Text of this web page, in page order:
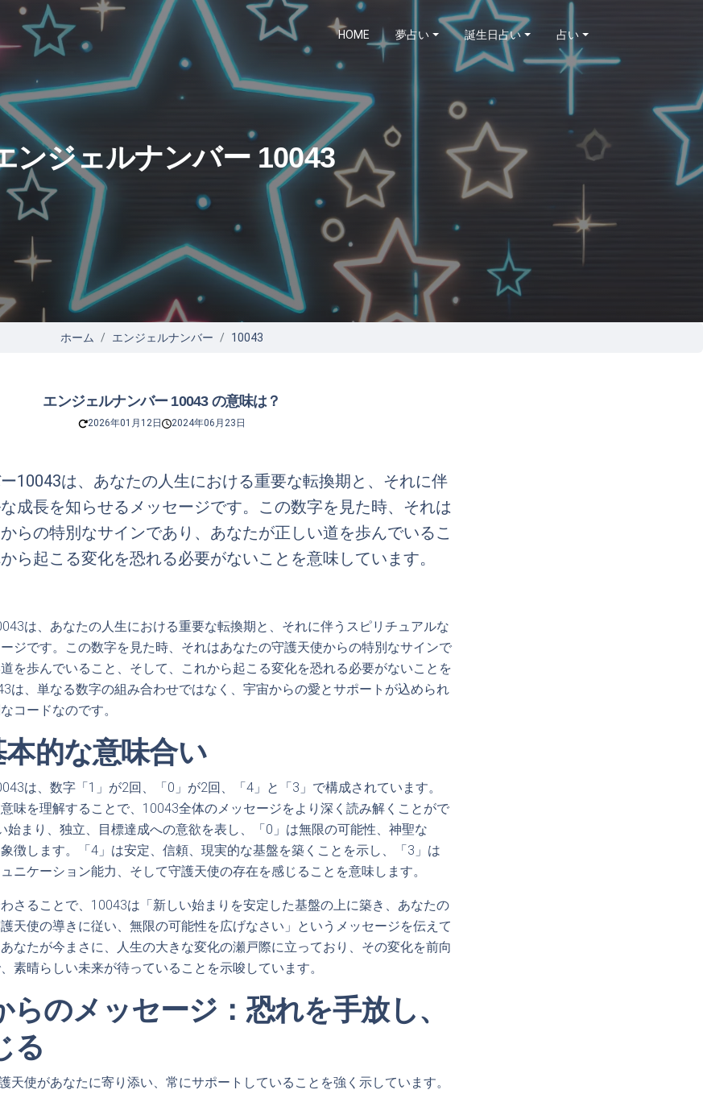
HOME 夢占い 誕生日占い 占い
ンジェルナンバー 10043
ホーム エンジェルナンバー 10043
エンジェルナンバー 10043 の意味は？
2026年01月12日 2024年06月23日
10043は、あなたの人生における重要な転換期と、それに伴
成長を知らせるメッセージです。この数字を見た時、それは
らの特別なサインであり、あなたが正しい道を歩んでいるこ
ら起こる変化を恐れる必要がないことを意味しています。
は、あなたの人生における重要な転換期と、それに伴うスピリチュアルな
ジです。この数字を見た時、それはあなたの守護天使からの特別なサインで
を歩んでいること、そして、これから起こる変化を恐れる必要がないことを
は、単なる数字の組み合わせではなく、宇宙からの愛とサポートが込められ
コードなのです。
的な意味合い
は、数字「1」が2回、「0」が2回、「4」と「3」で構成されています。
味を理解することで、10043全体のメッセージをより深く読み解くことがで
始まり、独立、目標達成への意欲を表し、「0」は無限の可能性、神聖な
徴します。「4」は安定、信頼、現実的な基盤を築くことを示し、「3」は
ニケーション能力、そして守護天使の存在を感じることを意味します。
さることで、10043は「新しい始まりを安定した基盤の上に築き、あなたの
天使の導きに従い、無限の可能性を広げなさい」というメッセージを伝えて
なたが今まさに、人生の大きな変化の瀬戸際に立っており、その変化を前向
素晴らしい未来が待っていることを示唆しています。
らのメッセージ：恐れを手放し、
る
天使があなたに寄り添い、常にサポートしていることを強く示しています。